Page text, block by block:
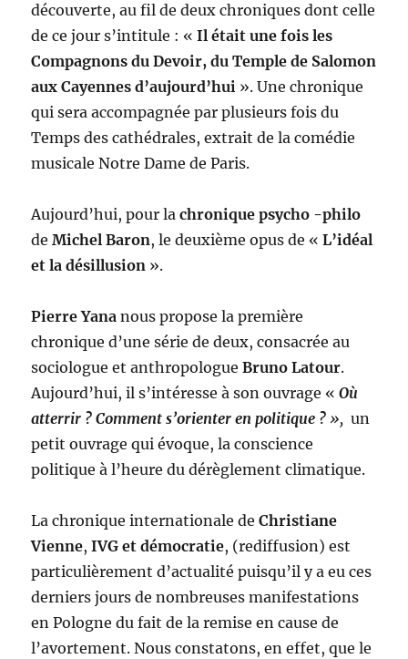
découverte, au fil de deux chroniques dont celle
de ce jour s’intitule : «Il était une fois les
Compagnons du Devoir, du Temple de Salomon
aux Cayennes d’aujourd’hui ». Une chronique
qui sera accompagnée par plusieurs fois du
Temps des cathédrales, extrait de la comédie
musicale Notre Dame de Paris.
Aujourd’hui, pour lachronique psycho -philo
deMichel Baron, le deuxième opus de «L’idéal
et la désillusion ».
Pierre Yana nous propose la première
chronique d’une série de deux, consacrée au
sociologue et anthropologueBruno Latour.
Aujourd’hui, il s’intéresse à son ouvrage «Où
atterrir ? Comment s’orienter en politique ? »,un
petit ouvrage qui évoque, la conscience
politique à l’heure du dérèglement climatique.
La chronique internationale deChristiane
Vienne,IVG et démocratie, (rediffusion) est
particulièrement d’actualité puisqu’il y a eu ces
derniers jours de nombreuses manifestations
en Pologne du fait de la remise en cause de
l’avortement. Nous constatons, en effet, que le